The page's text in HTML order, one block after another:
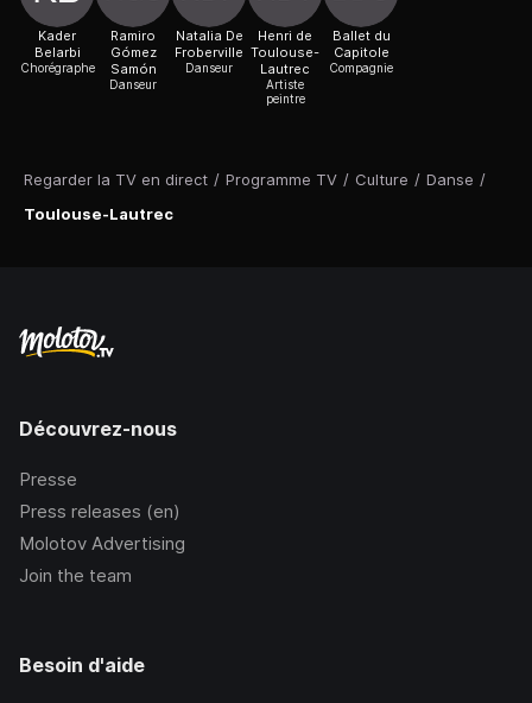
Regarder la TV en direct / Programme TV / Culture / Danse /
Toulouse-Lautrec
Kader
Belarbi
Chorégraphe
Ramiro
Gómez
Samón
Danseur
Natalia De
Froberville
Danseur
Henri de
Toulouse-
Lautrec
Artiste
peintre
Ballet du
Capitole
Compagnie
Découvrez-nous
Presse
Press releases (en)
Molotov Advertising
Join the team
Besoin d'aide